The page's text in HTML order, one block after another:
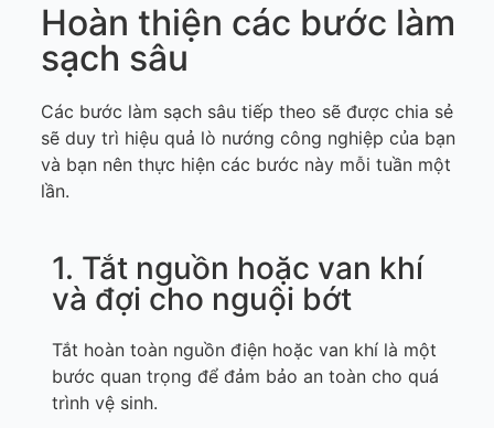
Hoàn thiện các bước làm
sạch sâu
Các bước làm sạch sâu tiếp theo sẽ được chia sẻ
sẽ duy trì hiệu quả lò nướng công nghiệp của bạn
và bạn nên thực hiện các bước này mỗi tuần một
lần.
1. Tắt nguồn hoặc van khí
và đợi cho nguội bớt
Tắt hoàn toàn nguồn điện hoặc van khí là một
bước quan trọng để đảm bảo an toàn cho quá
trình vệ sinh.